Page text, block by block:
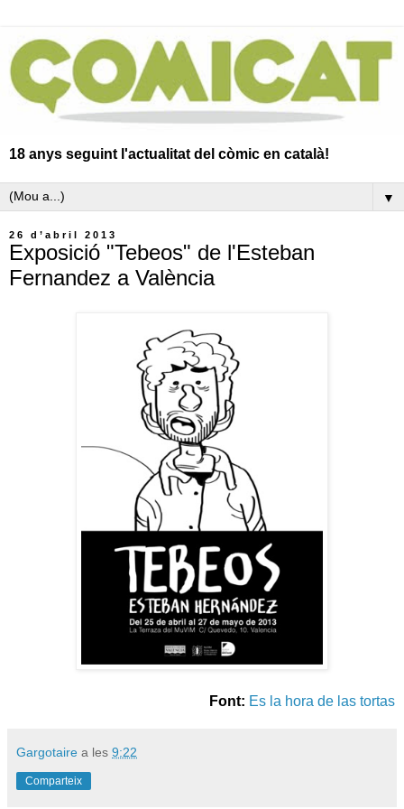
18 anys seguint l'actualitat del còmic en català!
▼
26 d’abril 2013
Exposició "Tebeos" de l'Esteban
Fernandez a València
Font: Es la hora de las tortas
Gargotaire a les 9:22
Comparteix